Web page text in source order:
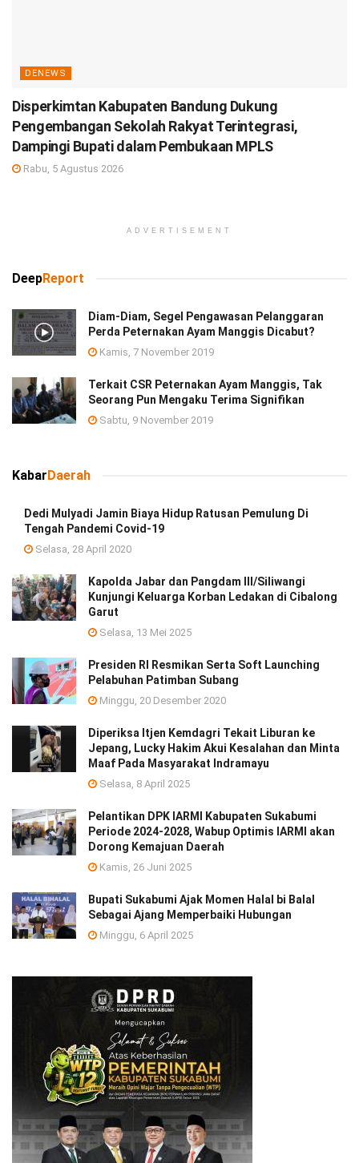
DENEWS
Disperkimtan Kabupaten Bandung Dukung
Pengembangan Sekolah Rakyat Terintegrasi,
Dampingi Bupati dalam Pembukaan MPLS
Rabu, 5 Agustus 2026
ADVERTISEMENT
DeepReport
Diam-Diam, Segel Pengawasan Pelanggaran
Perda Peternakan Ayam Manggis Dicabut?
Kamis, 7 November 2019
Terkait CSR Peternakan Ayam Manggis, Tak
Seorang Pun Mengaku Terima Signifikan
Sabtu, 9 November 2019
Kabar Daerah
Dedi Mulyadi Jamin Biaya Hidup Ratusan Pemulung Di
Tengah Pandemi Covid-19
Selasa, 28 April 2020
Kapolda Jabar dan Pangdam III/Siliwangi
Kunjungi Keluarga Korban Ledakan di Cibalong
Garut
Selasa, 13 Mei 2025
Presiden RI Resmikan Serta Soft Launching
Pelabuhan Patimban Subang
Minggu, 20 Desember 2020
Diperiksa Itjen Kemdagri Tekait Liburan ke
Jepang, Lucky Hakim Akui Kesalahan dan Minta
Maaf Pada Masyarakat Indramayu
Selasa, 8 April 2025
Pelantikan DPK IARMI Kabupaten Sukabumi
Periode 2024-2028, Wabup Optimis IARMI akan
Dorong Kemajuan Daerah
Kamis, 26 Juni 2025
Bupati Sukabumi Ajak Momen Halal bi Balal
Sebagai Ajang Memperbaiki Hubungan
Minggu, 6 April 2025